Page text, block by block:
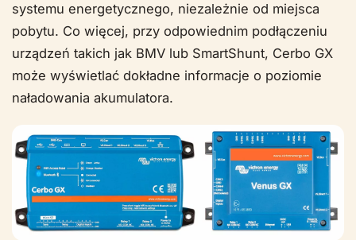
systemu energetycznego, niezależnie od miejsca
pobytu. Co więcej, przy odpowiednim podłączeniu
urządzeń takich jak BMV lub SmartShunt, Cerbo GX
może wyświetlać dokładne informacje o poziomie
naładowania akumulatora.